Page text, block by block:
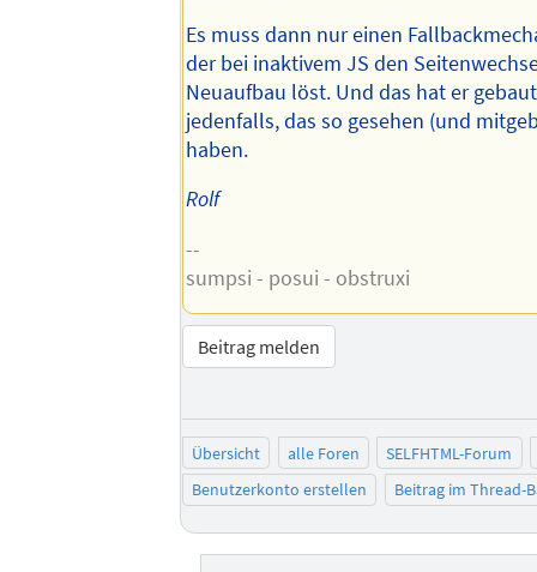
Es muss dann nur einen
der bei inaktivem JS den
Neuaufbau löst. Und das hat er
jedenfalls, das so gesehen (und
haben.
Rolf
--
sumpsi - posui - obstruxi
Beitrag melden
Übersicht alle Foren
SELFHTML-Forum
Benutzerkonto erstellen
Beitrag im Thread-